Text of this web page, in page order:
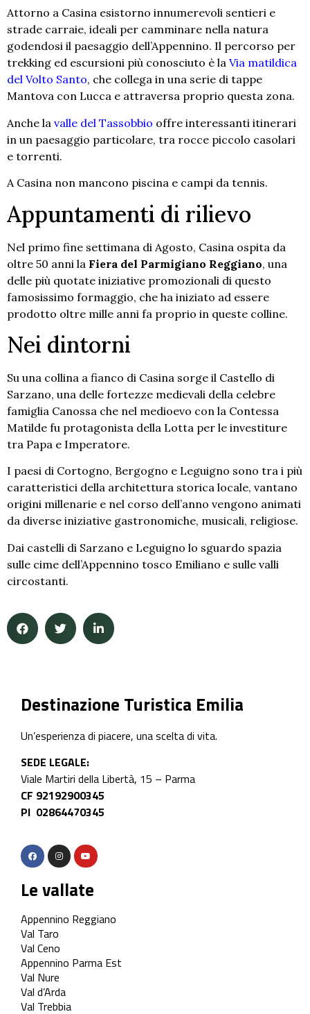
Attorno a Casina esistorno innumerevoli sentieri e
strade carraie, ideali per camminare nella natura
godendosi il paesaggio dell’Appennino. Il percorso per
trekking ed escursioni più conosciuto è la Via matildica
del Volto Santo, che collega in una serie di tappe
Mantova con Lucca e attraversa proprio questa zona.
Anche la valle del Tassobbio offre interessanti itinerari
in un paesaggio particolare, tra rocce piccolo casolari
e torrenti.
A Casina non mancono piscina e campi da tennis.
Appuntamenti di rilievo
Nel primo fine settimana di Agosto, Casina ospita da
oltre 50 anni la Fiera del Parmigiano Reggiano, una
delle più quotate iniziative promozionali di questo
famosissimo formaggio, che ha iniziato ad essere
prodotto oltre mille anni fa proprio in queste colline.
Nei dintorni
Su una collina a fianco di Casina sorge il Castello di
Sarzano, una delle fortezze medievali della celebre
famiglia Canossa che nel medioevo con la Contessa
Matilde fu protagonista della Lotta per le investiture
tra Papa e Imperatore.
I paesi di Cortogno, Bergogno e Leguigno sono tra i più
caratteristici della architettura storica locale, vantano
origini millenarie e nel corso dell’anno vengono animati
da diverse iniziative gastronomiche, musicali, religiose.
Dai castelli di Sarzano e Leguigno lo sguardo spazia
sulle cime dell’Appennino tosco Emiliano e sulle valli
circostanti.
Destinazione Turistica Emilia
Un’esperienza di piacere, una scelta di vita.
SEDE LEGALE:
Viale Martiri della Libertà, 15 – Parma
CF 92192900345
PI 02864470345
Le vallate
Appennino Reggiano
Val Taro
Val Ceno
Appennino Parma Est
Val Nure
Val d’Arda
Val Trebbia